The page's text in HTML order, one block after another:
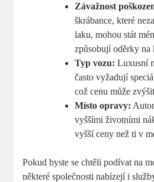
Závažnost
škrábance, které
laku, mohou stát
způsobují oděrky na
Typ vozu: Luxusní
často vyžadují
což cenu může
Místo opravy:
vyššími životními
vyšší ceny než ti v
Pokud byste se chtěli podívat na
některé společnosti nabízejí i